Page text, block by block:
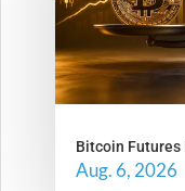
Bitcoin
Aug. 6, 2026